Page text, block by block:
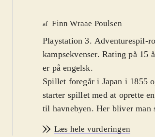
af Finn Wraae Poulsen
Playstation 3. Adventurespil-
kampsekvenser. Rating på 15
er på engelsk.
Spillet foregår i Japan i 1855
starter spillet med at oprette
til havnebyen. Her bliver
Læs hele vurderingen